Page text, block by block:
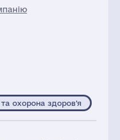
охорона здоров'я